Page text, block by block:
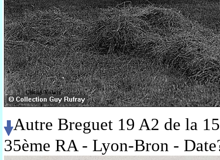
Autre Breguet 19 A2 de la
35ème RA - Lyon-Bron -